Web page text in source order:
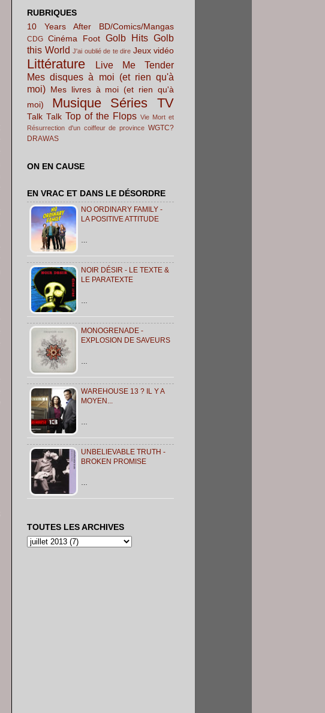
RUBRIQUES
10 Years After
BD/Comics/Mangas
CDG Cinéma Foot Golb Hits Golb
this World J'ai oublié de te dire Jeux vidéo
Littérature
Live Me Tender
Mes disques à moi (et rien qu'à
moi) Mes livres à moi (et rien qu'à
moi)
Musique Séries TV
Talk Talk Top of the Flops Vie Mort et
Résurrection d'un coiffeur de province WGTC?
DRAWAS
ON EN CAUSE
EN VRAC ET DANS LE DÉSORDRE
NO ORDINARY FAMILY -
LA POSITIVE ATTITUDE
NOIR DÉSIR - LE TEXTE &
LE PARATEXTE
MONOGRENADE -
EXPLOSION DE SAVEURS
WAREHOUSE 13 ? IL Y A
MOYEN...
UNBELIEVABLE TRUTH -
BROKEN PROMISE
TOUTES LES ARCHIVES